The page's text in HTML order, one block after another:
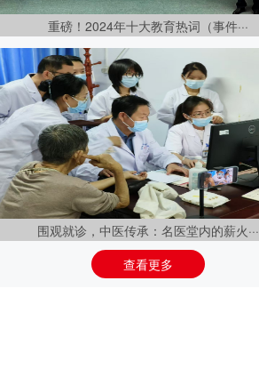
重磅！2024年十大教育热词（事件···
围观就诊，中医传承：名医堂内的薪火···